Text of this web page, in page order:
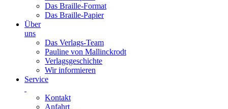
Das Braille-Format
Das Braille-Papier
Über
uns
Das Verlags-Team
Pauline von Mallinckrodt
Verlagsgeschichte
Wir informieren
Service
Kontakt
Anfahrt